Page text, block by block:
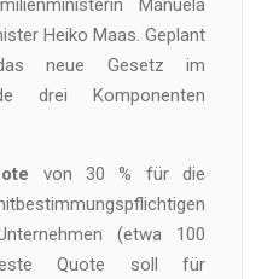
Manuela
Heiko Maas. Geplant
neue Gesetz im
drei Komponenten
von 30 % für die
(etwa 100
Quote soll für